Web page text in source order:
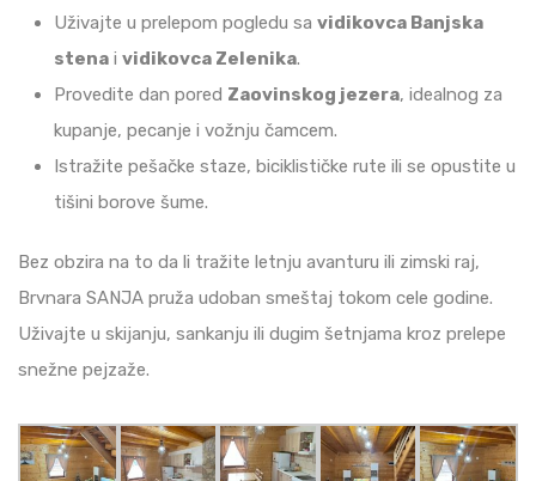
Uživajte u prelepom pogledu sa vidikovca Banjska
stena i vidikovca Zelenika​.
Provedite dan pored Zaovinskog jezera, idealnog za
kupanje, pecanje i vožnju čamcem​.
Istražite pešačke staze, biciklističke rute ili se opustite u
tišini borove šume​.
Bez obzira na to da li tražite letnju avanturu ili zimski raj,
Brvnara SANJA pruža udoban smeštaj tokom cele godine.
Uživajte u skijanju, sankanju ili dugim šetnjama kroz prelepe
snežne pejzaže​.